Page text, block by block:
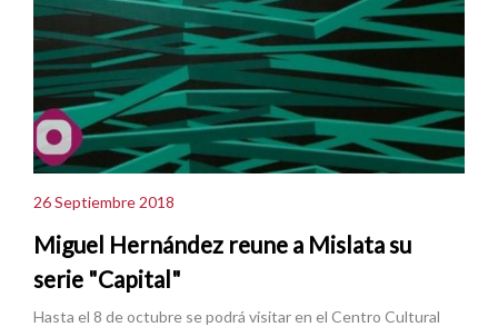
26 Septiembre 2018
Miguel Hernández reune a Mislata su
serie "Capital"
Hasta el 8 de octubre se podrá visitar en el Centro Cultural